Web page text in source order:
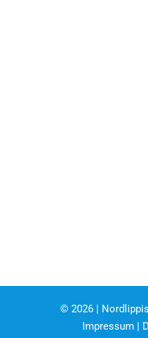
© 2026 |
Impressum|